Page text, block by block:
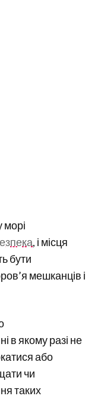
морі
, і місця
бути
мешканців і
в якому разі не
або
чи
таких